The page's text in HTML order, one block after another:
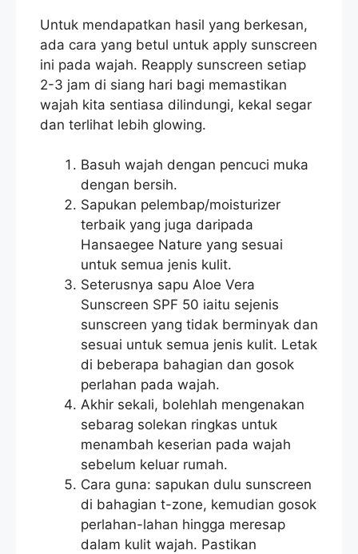
Untuk mendapatkan hasil yang berkesan,
ada cara yang betul untuk apply sunscreen
ini pada wajah. Reapply sunscreen setiap
2-3 jam di siang hari bagi memastikan
wajah kita sentiasa dilindungi, kekal segar
dan terlihat lebih glowing.
Basuh wajah dengan pencuci muka
dengan bersih.
Sapukan pelembap/moisturizer
terbaik yang juga daripada
Hansaegee Nature yang sesuai
untuk semua jenis kulit.
Seterusnya sapu Aloe Vera
Sunscreen SPF 50 iaitu sejenis
sunscreen yang tidak berminyak dan
sesuai untuk semua jenis kulit. Letak
di beberapa bahagian dan gosok
perlahan pada wajah.
Akhir sekali, bolehlah mengenakan
sebarag solekan ringkas untuk
menambah keserian pada wajah
sebelum keluar rumah.
Cara guna: sapukan dulu sunscreen
di bahagian t-zone, kemudian gosok
perlahan-lahan hingga meresap
dalam kulit wajah. Pastikan